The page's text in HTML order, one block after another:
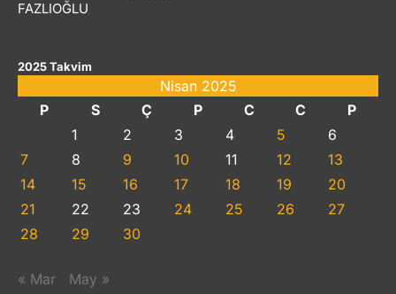
FAZLIOĞLU
2025 Takvim
Nisan 2025
P
S Ç P C C
P
1
2 3 4 5
6
7
8 9 10 11 12
13
14
15 16 17 18 19
20
21
22 23 24 25 26
27
28
29 30
« Mar May »